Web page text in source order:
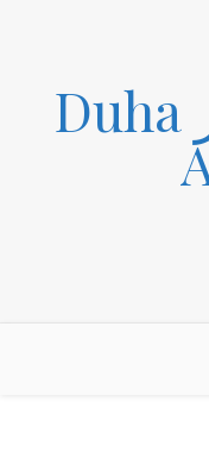
ضحى عاشور Duha